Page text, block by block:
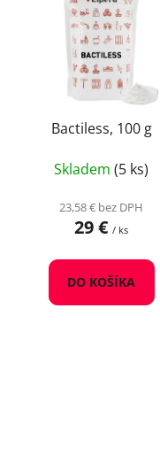
Bactiless, 100 g
Skladem (5 ks)
23,58 € bez DPH
29 € / ks
DO KOŠÍKA